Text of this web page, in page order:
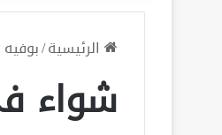
الرئيسية/
شواء